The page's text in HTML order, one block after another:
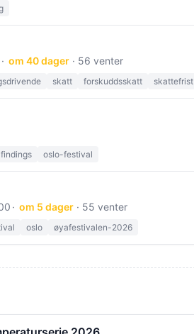
om 40 dager· 56 venter
skatt forskuddsskatt skattefrist
findings oslo-festival
om 5 dager· 55 venter
oslo øyafestivalen-2026